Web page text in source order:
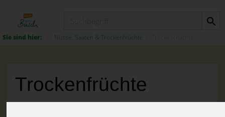
Nüsse, Saaten & Trockenfrüchte
Trockenfrüchte